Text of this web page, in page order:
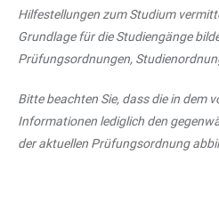
Hilfestellungen zum Studium
Grundlage für die Studiengänge
Prüfungsordnungen,
Bitte beachten Sie, dass die in dem
Informationen lediglich den
der aktuellen Prüfungsordnung